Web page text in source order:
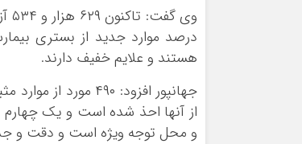
دفاع مقدس
آسیای
آمریکا و
هستند و علایم خفیف دارند.
از آنها احذ شده است و یک
و محل توجه ویژه است و دقت و